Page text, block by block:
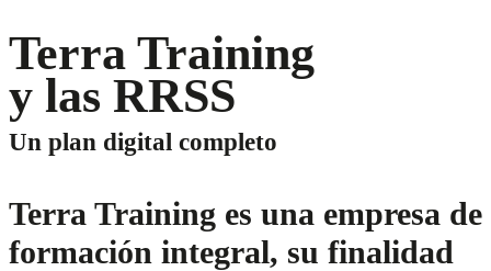
Terra Training
y las RRSS
Un plan digital completo
Terra Training es una empresa de
formación integral, su finalidad